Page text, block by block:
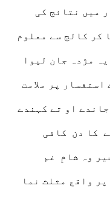
میں نتائج کی
کر کالج سے معلوم
مژدہ جان لیوا
پر ملامت
او تے کہندے
کا دن کافی
وہ شامِ غم
واقع مثلث نما